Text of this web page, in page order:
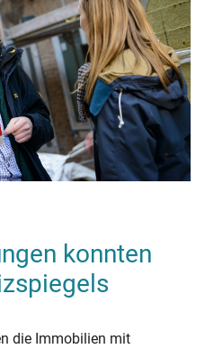
konnten
die Immobilien mit